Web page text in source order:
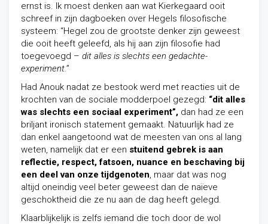
ernst is. Ik moest denken aan wat Kierkegaard ooit
schreef in zijn dagboeken over Hegels filosofische
systeem: “Hegel zou de grootste denker zijn geweest
die ooit heeft geleefd, als hij aan zijn filosofie had
toegevoegd – dit alles is slechts een gedachte-
experiment.”
Had Anouk nadat ze bestook werd met reacties uit de
krochten van de sociale modderpoel gezegd: “dit alles
was slechts een sociaal experiment”, dan had ze een
briljant ironisch statement gemaakt. Natuurlijk had ze
dan enkel aangetoond wat de meesten van ons al lang
weten, namelijk dat er een stuitend gebrek is aan
reflectie, respect, fatsoen, nuance en beschaving bij
een deel van onze tijdgenoten, maar dat was nog
altijd oneindig veel beter geweest dan de naïeve
geschoktheid die ze nu aan de dag heeft gelegd.
Klaarblijkelijk is zelfs iemand die toch door de wol